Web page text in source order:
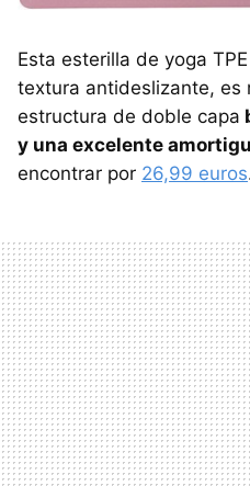
Esta esterilla de yoga
textura antideslizante, es
estructura de doble capa
y una excelente
encontrar por 26,99 euros